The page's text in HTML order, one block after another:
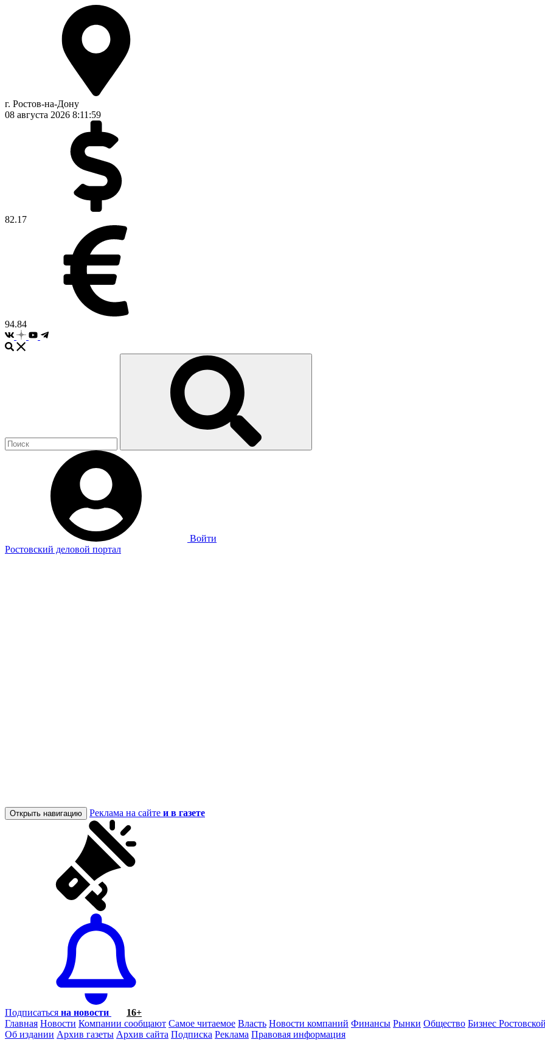
г. Ростов-на-Дону
08 августа 2026 8:11:59
82.17
94.84
Войти
Ростовский деловой портал
Открыть навигацию Реклама на сайте и в газете
Подписаться на новости
16+
Главная Новости Компании сообщают Самое читаемое Власть Новости компаний Финансы Рынки Общество Бизнес
Об издании Архив газеты Архив сайта Подписка Реклама Правовая информация